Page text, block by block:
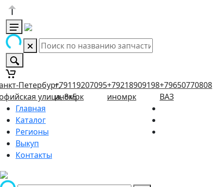
Петербург,
улица, 8к5
+79119207095
иномрк
+79218909198
иномрк
+79650770808
ВАЗ
Главная
Каталог
Регионы
Выкуп
Контакты